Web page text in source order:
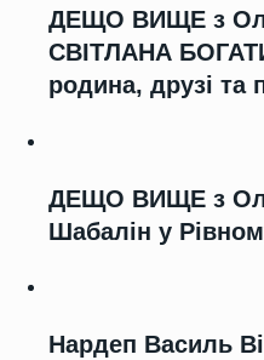
ДЕЩО ВИЩЕ з
СВІТЛАНА
родина, друзі та
ДЕЩО ВИЩЕ з
Шабалін у
Нардеп Василь